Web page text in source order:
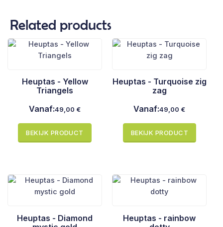
Related products
Heuptas - Yellow
Triangels
Vanaf:49,00 €
BEKIJK PRODUCT
Heuptas - Turquoise zig
zag
Vanaf:49,00 €
BEKIJK PRODUCT
Heuptas - Diamond
Heuptas - rainbow